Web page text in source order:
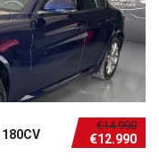
€14.990
€12.990
180CV